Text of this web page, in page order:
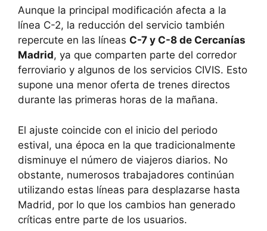
Aunque la principal modificación afecta a la
línea C-2, la reducción del servicio también
repercute en las líneas C-7 y C-8 de Cercanías
Madrid, ya que comparten parte del corredor
ferroviario y algunos de los servicios CIVIS. Esto
supone una menor oferta de trenes directos
durante las primeras horas de la mañana.
El ajuste coincide con el inicio del periodo
estival, una época en la que tradicionalmente
disminuye el número de viajeros diarios. No
obstante, numerosos trabajadores continúan
utilizando estas líneas para desplazarse hasta
Madrid, por lo que los cambios han generado
críticas entre parte de los usuarios.